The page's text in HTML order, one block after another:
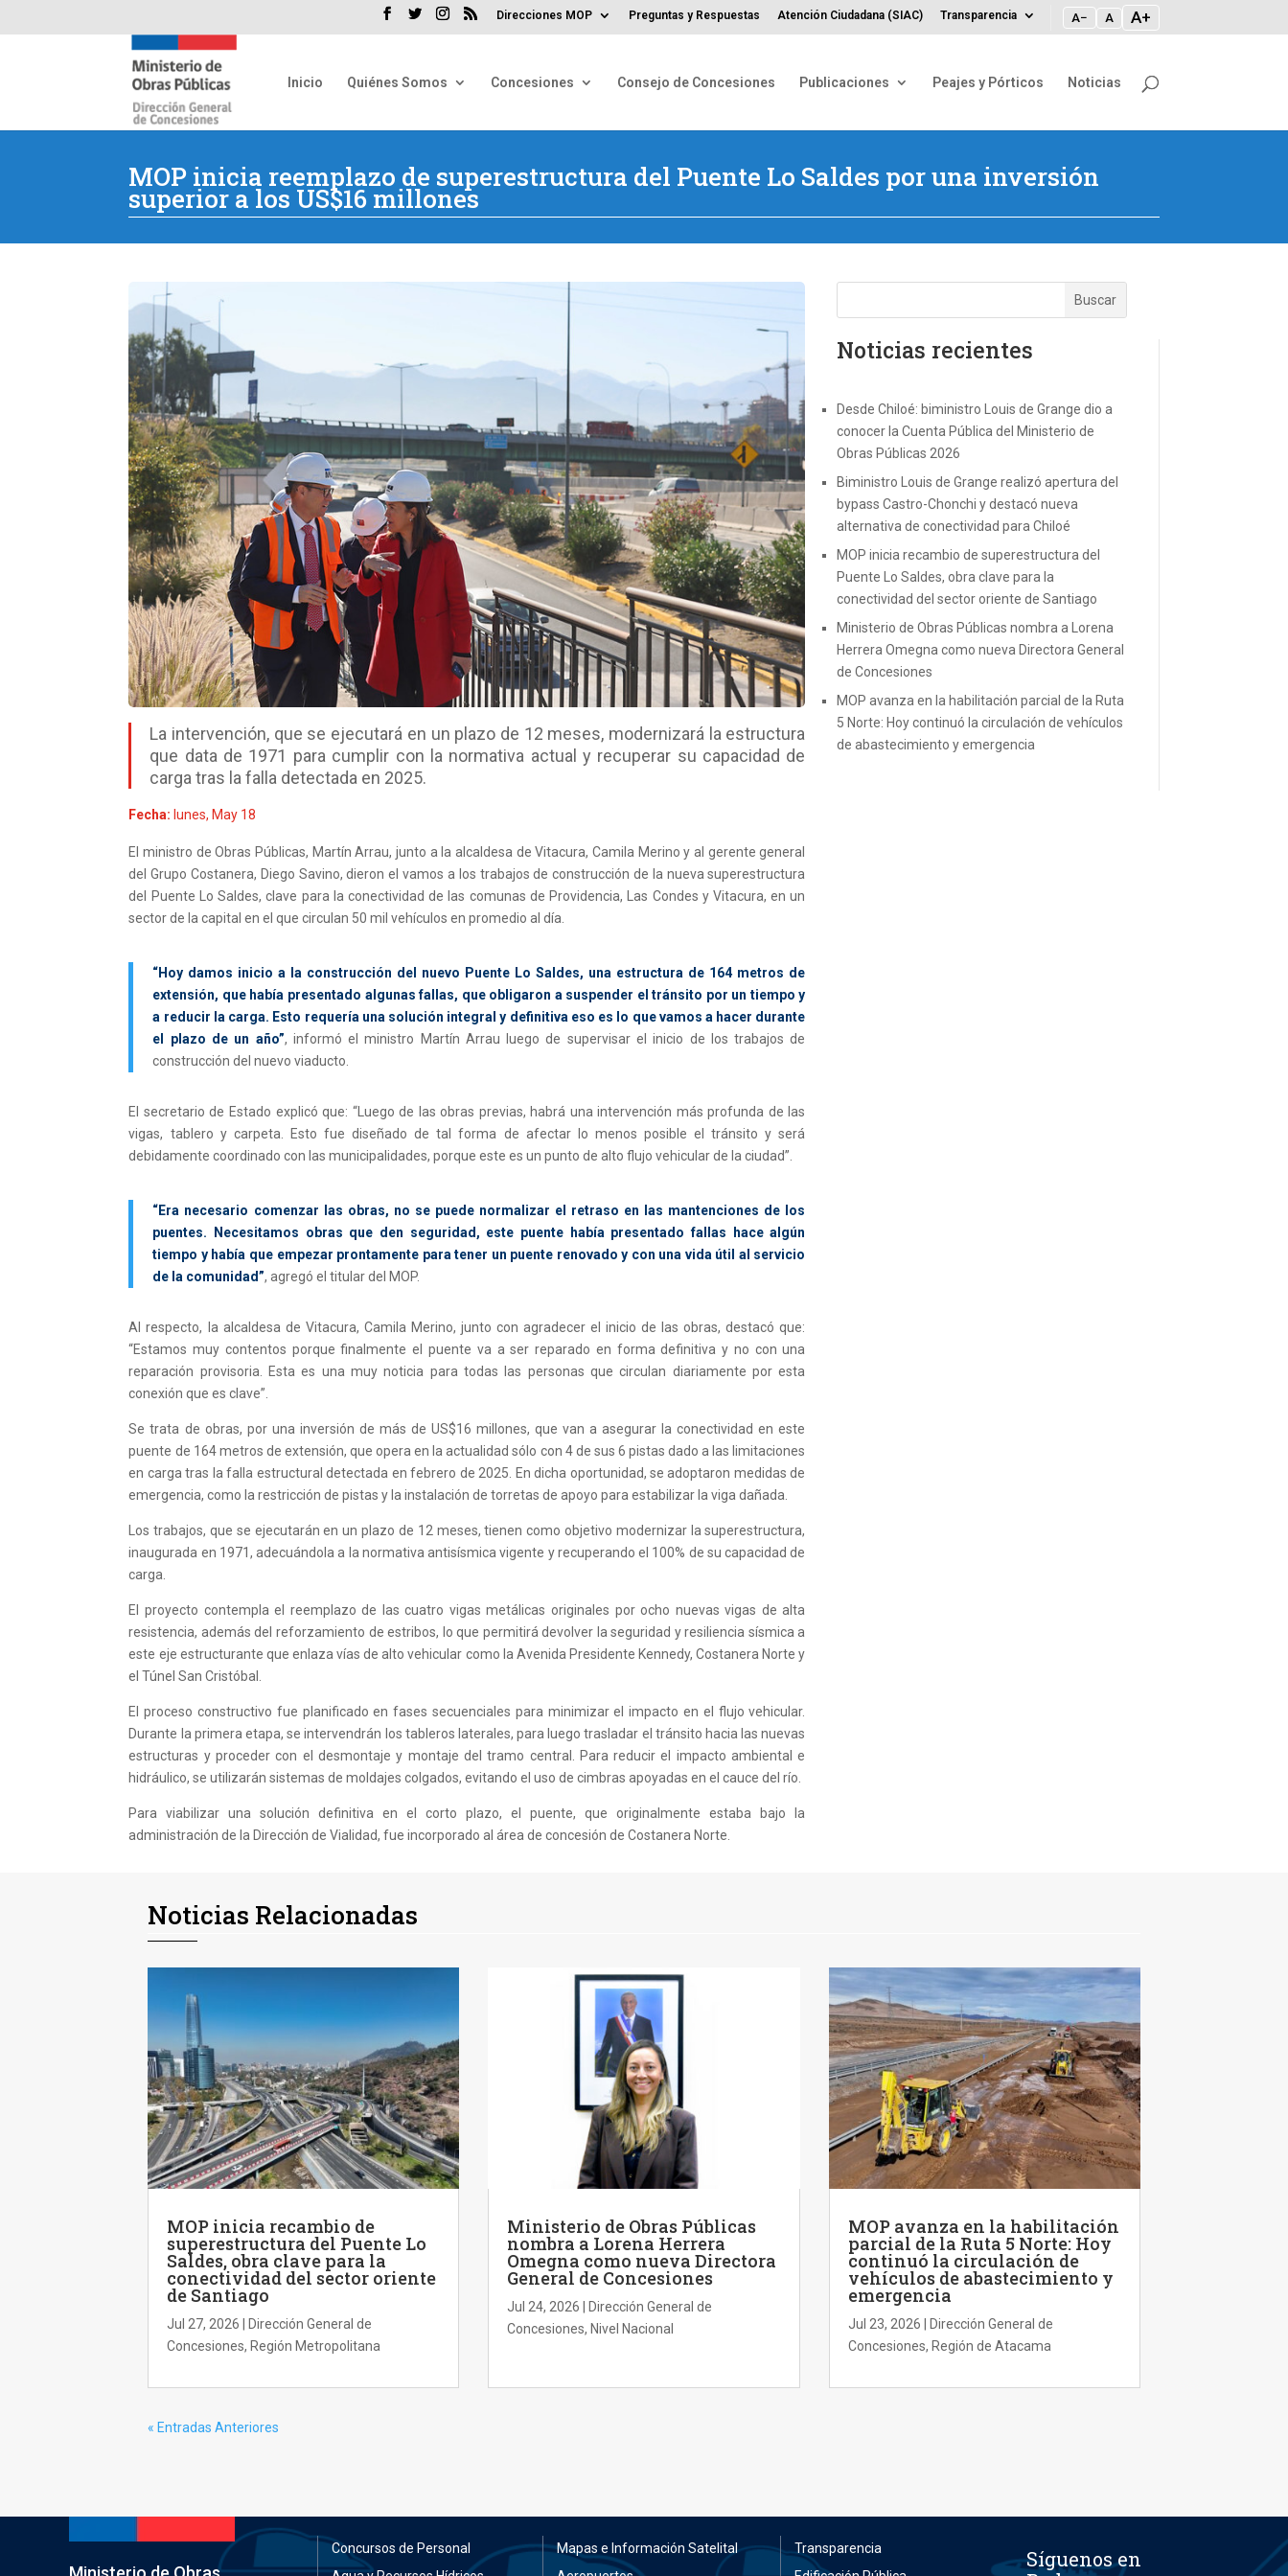
Direcciones MOP Preguntas y Respuestas Atención Ciudadana (SIAC) Transparencia A− A A+
Inicio Quiénes Somos Concesiones Consejo de Concesiones Publicaciones Peajes y Pórticos Noticias
MOP inicia reemplazo de superestructura del Puente Lo Saldes por una inversión
superior a los US$16 millones
La intervención, que se ejecutará en un plazo de 12 meses, modernizará la estructura
que data de 1971 para cumplir con la normativa actual y recuperar su capacidad de
carga tras la falla detectada en 2025.
Fecha: lunes, May 18
El ministro de Obras Públicas, Martín Arrau, junto a la alcaldesa de Vitacura, Camila Merino y al gerente general
del Grupo Costanera, Diego Savino, dieron el vamos a los trabajos de construcción de la nueva superestructura
del Puente Lo Saldes, clave para la conectividad de las comunas de Providencia, Las Condes y Vitacura, en un
sector de la capital en el que circulan 50 mil vehículos en promedio al día.
“Hoy damos inicio a la construcción del nuevo Puente Lo Saldes, una estructura de 164 metros de
extensión, que había presentado algunas fallas, que obligaron a suspender el tránsito por un tiempo y
a reducir la carga. Esto requería una solución integral y definitiva eso es lo que vamos a hacer durante
el plazo de un año”, informó el ministro Martín Arrau luego de supervisar el inicio de los trabajos de
construcción del nuevo viaducto.
El secretario de Estado explicó que: “Luego de las obras previas, habrá una intervención más profunda de las
vigas, tablero y carpeta. Esto fue diseñado de tal forma de afectar lo menos posible el tránsito y será
debidamente coordinado con las municipalidades, porque este es un punto de alto flujo vehicular de la ciudad”.
“Era necesario comenzar las obras, no se puede normalizar el retraso en las mantenciones de los
puentes. Necesitamos obras que den seguridad, este puente había presentado fallas hace algún
tiempo y había que empezar prontamente para tener un puente renovado y con una vida útil al servicio
de la comunidad”, agregó el titular del MOP.
Al respecto, la alcaldesa de Vitacura, Camila Merino, junto con agradecer el inicio de las obras, destacó que:
“Estamos muy contentos porque finalmente el puente va a ser reparado en forma definitiva y no con una
reparación provisoria. Esta es una muy noticia para todas las personas que circulan diariamente por esta
conexión que es clave”.
Se trata de obras, por una inversión de más de US$16 millones, que van a asegurar la conectividad en este
puente de 164 metros de extensión, que opera en la actualidad sólo con 4 de sus 6 pistas dado a las limitaciones
en carga tras la falla estructural detectada en febrero de 2025. En dicha oportunidad, se adoptaron medidas de
emergencia, como la restricción de pistas y la instalación de torretas de apoyo para estabilizar la viga dañada.
Los trabajos, que se ejecutarán en un plazo de 12 meses, tienen como objetivo modernizar la superestructura,
inaugurada en 1971, adecuándola a la normativa antisísmica vigente y recuperando el 100% de su capacidad de
carga.
El proyecto contempla el reemplazo de las cuatro vigas metálicas originales por ocho nuevas vigas de alta
resistencia, además del reforzamiento de estribos, lo que permitirá devolver la seguridad y resiliencia sísmica a
este eje estructurante que enlaza vías de alto vehicular como la Avenida Presidente Kennedy, Costanera Norte y
el Túnel San Cristóbal.
El proceso constructivo fue planificado en fases secuenciales para minimizar el impacto en el flujo vehicular.
Durante la primera etapa, se intervendrán los tableros laterales, para luego trasladar el tránsito hacia las nuevas
estructuras y proceder con el desmontaje y montaje del tramo central. Para reducir el impacto ambiental e
hidráulico, se utilizarán sistemas de moldajes colgados, evitando el uso de cimbras apoyadas en el cauce del río.
Para viabilizar una solución definitiva en el corto plazo, el puente, que originalmente estaba bajo la
administración de la Dirección de Vialidad, fue incorporado al área de concesión de Costanera Norte.
Noticias recientes
Desde Chiloé: biministro Louis de Grange dio a
conocer la Cuenta Pública del Ministerio de
Obras Públicas 2026
Biministro Louis de Grange realizó apertura del
bypass Castro-Chonchi y destacó nueva
alternativa de conectividad para Chiloé
MOP inicia recambio de superestructura del
Puente Lo Saldes, obra clave para la
conectividad del sector oriente de Santiago
Ministerio de Obras Públicas nombra a Lorena
Herrera Omegna como nueva Directora General
de Concesiones
MOP avanza en la habilitación parcial de la Ruta
5 Norte: Hoy continuó la circulación de vehículos
de abastecimiento y emergencia
Noticias Relacionadas
MOP inicia recambio de
superestructura del Puente Lo
Saldes, obra clave para la
conectividad del sector oriente
de Santiago
Jul 27, 2026
Dirección General de
Concesiones, Región Metropolitana
Ministerio de Obras Públicas
nombra a Lorena Herrera
Omegna como nueva Directora
General de Concesiones
Jul 24, 2026
Dirección General de
Concesiones, Nivel Nacional
MOP avanza en la habilitación
parcial de la Ruta 5 Norte: Hoy
continuó la circulación de
vehículos de abastecimiento y
emergencia
Jul 23, 2026
Dirección General de
Concesiones, Región de Atacama
« Entradas Anteriores
Concursos de Personal
Mapas e Información Satelital
Transparencia
Síguenos en